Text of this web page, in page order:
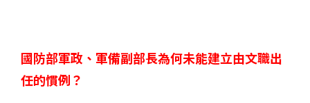
國防部軍政、軍備副部長為何未能建立由文職出
任的慣例？